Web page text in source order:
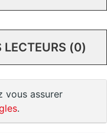
LECTEURS (0)
vous assurer
.